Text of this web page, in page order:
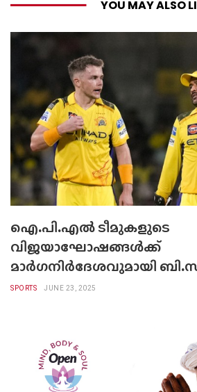
YOU MAY ALSO
ഐ.പി.എല്‍ ടീമുകളുടെ
വിജയാഘോഷങ്ങള്‍ക്ക്
മാര്‍ഗനിര്‍ദേശവുമായി
SPORTS JUNE 23, 2025